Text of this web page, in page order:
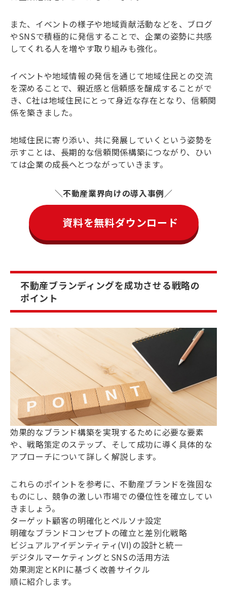
また、イベントの様子や地域貢献活動などを、ブログ
やSNSで積極的に発信することで、企業の姿勢に共感
してくれる人を増やす取り組みも強化。
イベントや地域情報の発信を通じて地域住民との交流
を深めることで、親近感と信頼感を醸成することがで
き、C社は地域住民にとって身近な存在となり、信頼関
係を築きました。
地域住民に寄り添い、共に発展していくという姿勢を
示すことは、長期的な信頼関係構築につながり、ひい
ては企業の成長へとつながっていきます。
不動産業界向けの導入事例
資料を無料ダウンロード
不動産ブランディングを成功させる戦略の
ポイント
効果的なブランド構築を実現するために必要な要素
や、戦略策定のステップ、そして成功に導く具体的な
アプローチについて詳しく解説します。
これらのポイントを参考に、不動産ブランドを強固な
ものにし、競争の激しい市場での優位性を確立してい
きましょう。
ターゲット顧客の明確化とペルソナ設定
明確なブランドコンセプトの確立と差別化戦略
ビジュアルアイデンティティ(VI)の設計と統一
デジタルマーケティングとSNSの活用方法
効果測定とKPIに基づく改善サイクル
順に紹介します。